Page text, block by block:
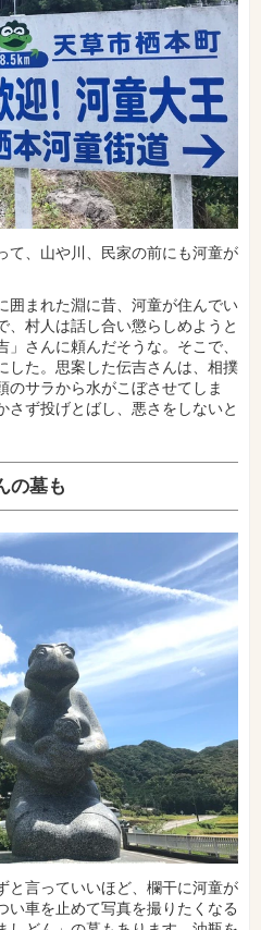
て、山や川、民家の前にも河童が
囲まれた淵に昔、河童が住んでい
、村人は話し合い懲らしめようと
さんに頼んだそうな。そこで、
した。思案した伝吉さんは、相撲
のサラから水がこぼさせてしま
さず投げとばし、悪さをしないと
の墓も
と言っていいほど、欄干に河童が
い車を止めて写真を撮りたくなる